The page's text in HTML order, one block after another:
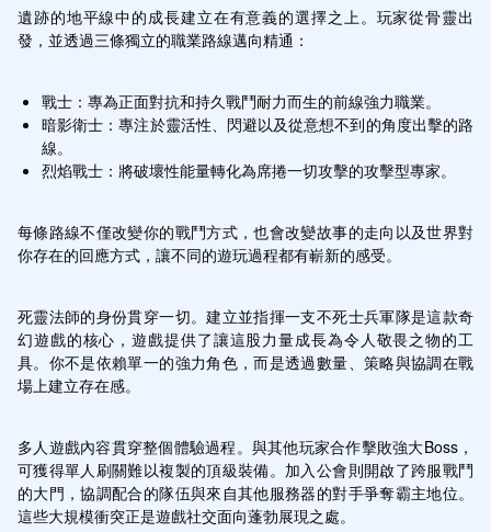
遺跡的地平線中的成長建立在有意義的選擇之上。玩家從骨靈出
發，並透過三條獨立的職業路線邁向精通：
戰士：專為正面對抗和持久戰鬥耐力而生的前線強力職業。
暗影衛士：專注於靈活性、閃避以及從意想不到的角度出擊的路
線。
烈焰戰士：將破壞性能量轉化為席捲一切攻擊的攻擊型專家。
每條路線不僅改變你的戰鬥方式，也會改變故事的走向以及世界對
你存在的回應方式，讓不同的遊玩過程都有嶄新的感受。
死靈法師的身份貫穿一切。建立並指揮一支不死士兵軍隊是這款奇
幻遊戲的核心，遊戲提供了讓這股力量成長為令人敬畏之物的工
具。你不是依賴單一的強力角色，而是透過數量、策略與協調在戰
場上建立存在感。
多人遊戲內容貫穿整個體驗過程。與其他玩家合作擊敗強大Boss，
可獲得單人刷關難以複製的頂級裝備。加入公會則開啟了跨服戰鬥
的大門，協調配合的隊伍與來自其他服務器的對手爭奪霸主地位。
這些大規模衝突正是遊戲社交面向蓬勃展現之處。